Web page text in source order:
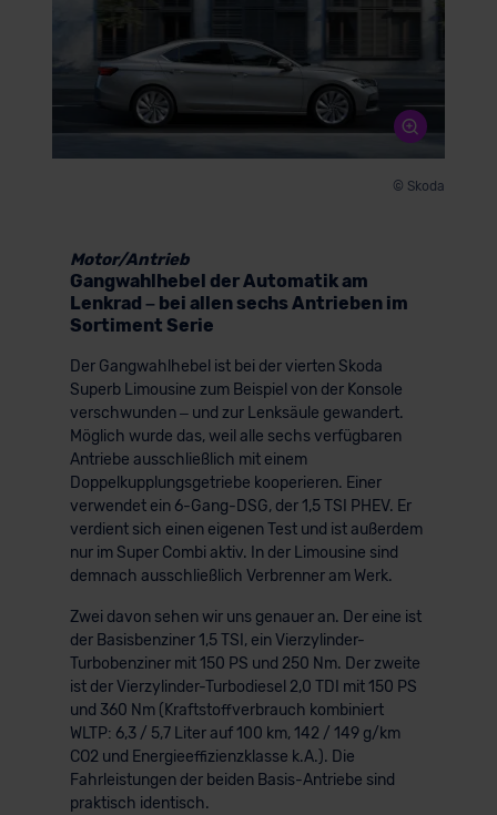
© Skoda
Motor/Antrieb
Gangwahlhebel der Automatik am
Lenkrad – bei allen sechs Antrieben im
Sortiment Serie
Der Gangwahlhebel ist bei der vierten Skoda
Superb Limousine zum Beispiel von der Konsole
verschwunden – und zur Lenksäule gewandert.
Möglich wurde das, weil alle sechs verfügbaren
Antriebe ausschließlich mit einem
Doppelkupplungsgetriebe kooperieren. Einer
verwendet ein 6-Gang-DSG, der 1,5 TSI PHEV. Er
verdient sich einen eigenen Test und ist außerdem
nur im Super Combi aktiv. In der Limousine sind
demnach ausschließlich Verbrenner am Werk.
Zwei davon sehen wir uns genauer an. Der eine ist
der Basisbenziner 1,5 TSI, ein Vierzylinder-
Turbobenziner mit 150 PS und 250 Nm. Der zweite
ist der Vierzylinder-Turbodiesel 2,0 TDI mit 150 PS
und 360 Nm (Kraftstoffverbrauch kombiniert
WLTP: 6,3 / 5,7 Liter auf 100 km, 142 / 149 g/km
CO2 und Energieeffizienzklasse k.A.). Die
Fahrleistungen der beiden Basis-Antriebe sind
praktisch identisch.